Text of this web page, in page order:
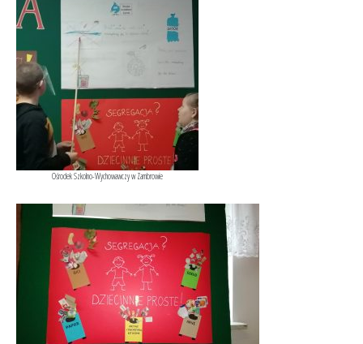
Ośrodek Szkolno-Wychowawczy w Zambrowie